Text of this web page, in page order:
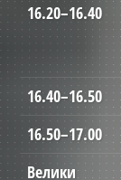
16.20–16.40
16.40–16.50
16.50–17.00
Велики